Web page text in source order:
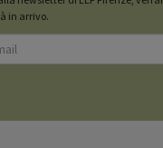
in arrivo.